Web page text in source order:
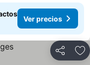
Ver precios
Compartir